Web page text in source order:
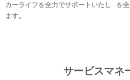
カーライフを全力でサポートいたし
ます。
を
サービスマネ